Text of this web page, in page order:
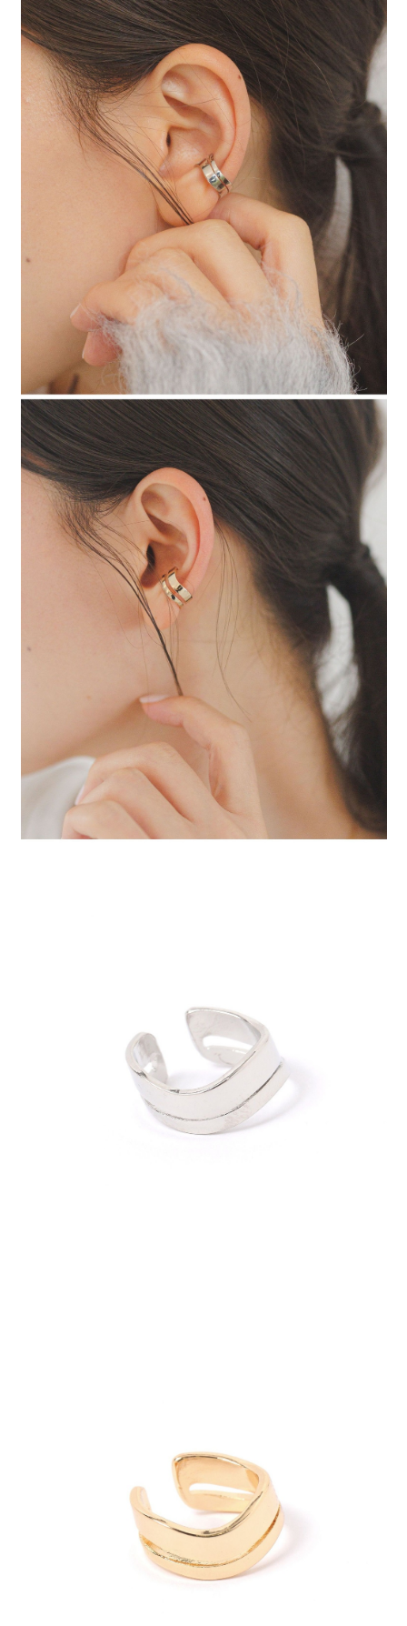
請求用戶進行身份認證。
５．嚴禁一人註冊多個帳號或使用他人資訊註冊。若發現惡意使用之情形，
恩沛科技股份有限公司將有權停止該用戶之使用額度並採取法律行動。